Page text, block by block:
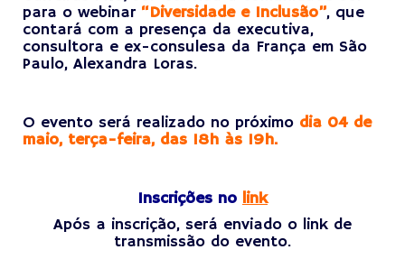
para o webinar “Diversidade e Inclusão”, que
contará com a presença da executiva,
consultora e ex-consulesa da França em São
Paulo, Alexandra Loras.
O evento será realizado no próximo dia 04 de
maio, terça-feira, das 18h às 19h.
Inscrições no link
Após a inscrição, será enviado o link de
transmissão do evento.